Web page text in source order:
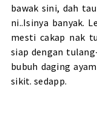
bawak sini, dah
ni..Isinya banyak.
mesti cakap nak
siap dengan
bubuh daging
sikit. sedapp.